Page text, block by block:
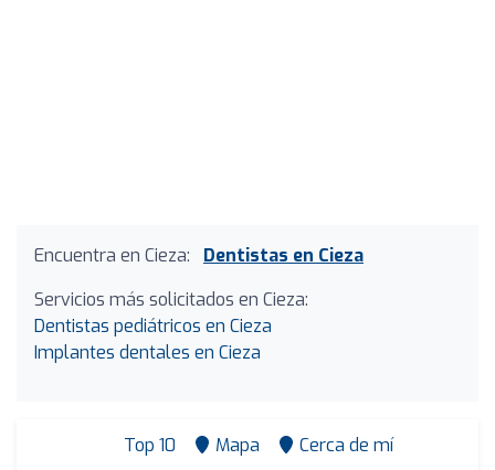
Encuentra en Cieza:
Dentistas en Cieza
Servicios más solicitados en Cieza:
Dentistas pediátricos en Cieza
Implantes dentales en Cieza
Top 10 Mapa Cerca de mí